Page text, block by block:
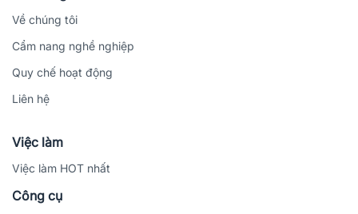
Về chúng tôi
Cẩm nang nghề nghiệp
Quy chế hoạt động
Liên hệ
Việc làm
Việc làm HOT nhất
Công cụ